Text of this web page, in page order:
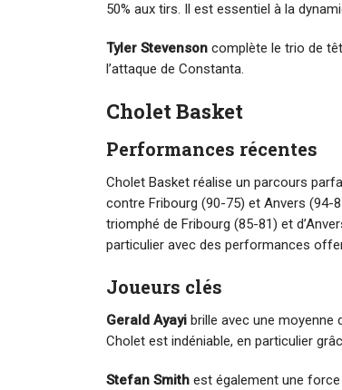
50% aux tirs. Il est essentiel à la
Tyler Stevenson complète le trio de
l’attaque de Constanta.
Cholet Basket
Performances récentes
Cholet Basket réalise un parcours
contre Fribourg (90-75) et Anvers (94-
triomphé de Fribourg (85-81) et
particulier avec des performances
Joueurs clés
Gerald Ayayi brille avec une moyenne
Cholet est indéniable, en particulier
Stefan Smith est également une